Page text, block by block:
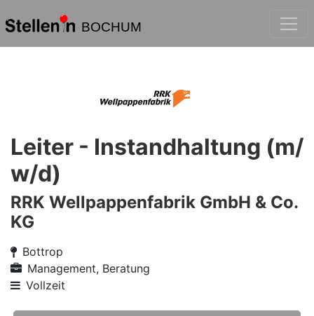
BOCHUM
Leiter - Instandhaltung (m/
w/d)
RRK Wellpappenfabrik GmbH & Co.
KG
Bottrop
Management, Beratung
Vollzeit